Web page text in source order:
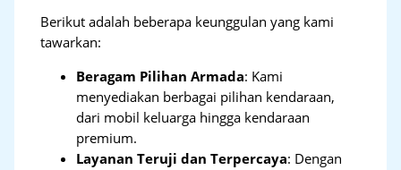
Berikut adalah beberapa keunggulan yang kami
tawarkan:
Beragam Pilihan Armada: Kami
menyediakan berbagai pilihan kendaraan,
dari mobil keluarga hingga kendaraan
premium.
Layanan Teruji dan Terpercaya: Dengan